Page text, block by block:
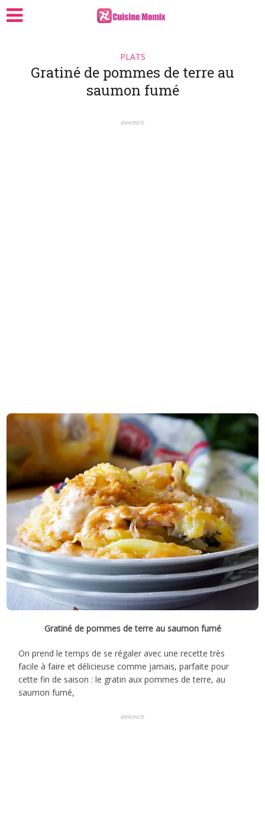
PLATS
Gratiné de pommes de terre au
saumon fumé
ANNONCE
Gratiné de pommes de terre au saumon fumé
On prend le temps de se régaler avec une recette très
facile à faire et délicieuse comme jamais, parfaite pour
cette fin de saison : le gratin aux pommes de terre, au
saumon fumé,
ANNONCE